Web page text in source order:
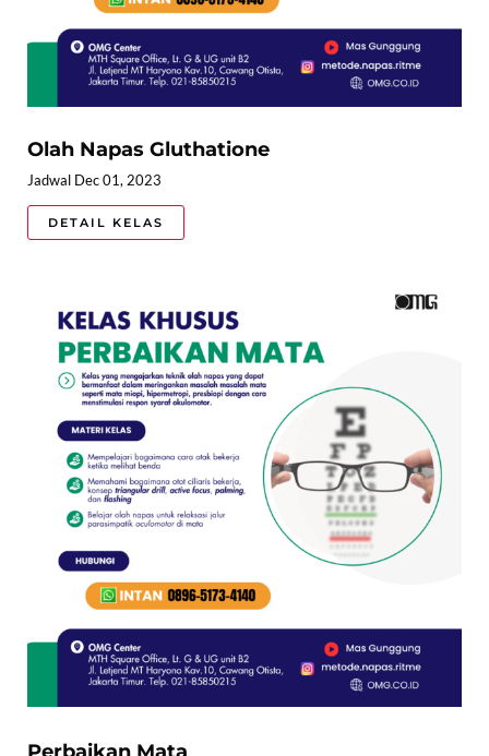
Olah Napas Gluthatione
Jadwal Dec 01, 2023
DETAIL KELAS